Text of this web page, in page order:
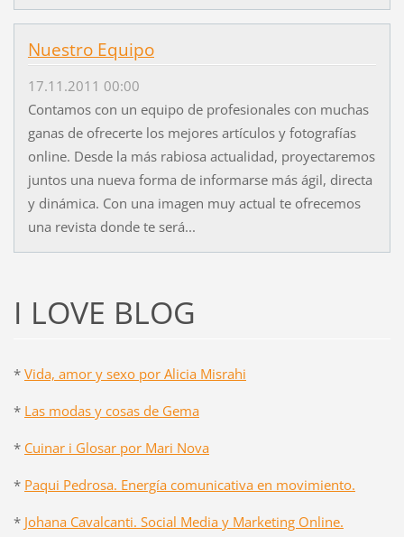
Nuestro Equipo
17.11.2011 00:00
Contamos con un equipo de profesionales con muchas
ganas de ofrecerte los mejores artículos y fotografías
online. Desde la más rabiosa actualidad, proyectaremos
juntos una nueva forma de informarse más ágil, directa
y dinámica. Con una imagen muy actual te ofrecemos
una revista donde te será...
I LOVE BLOG
* Vida, amor y sexo por Alicia Misrahi
* Las modas y cosas de Gema
* Cuinar i Glosar por Mari Nova
* Paqui Pedrosa. Energía comunicativa en movimiento.
* Johana Cavalcanti. Social Media y Marketing Online.